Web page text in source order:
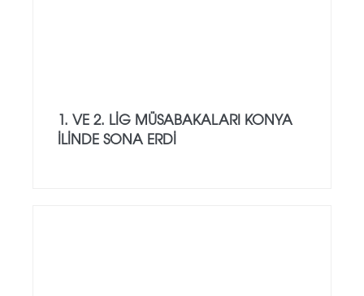
1. VE 2. LIG MÜSABAKALARI KONYA
İLINDE SONA ERDI